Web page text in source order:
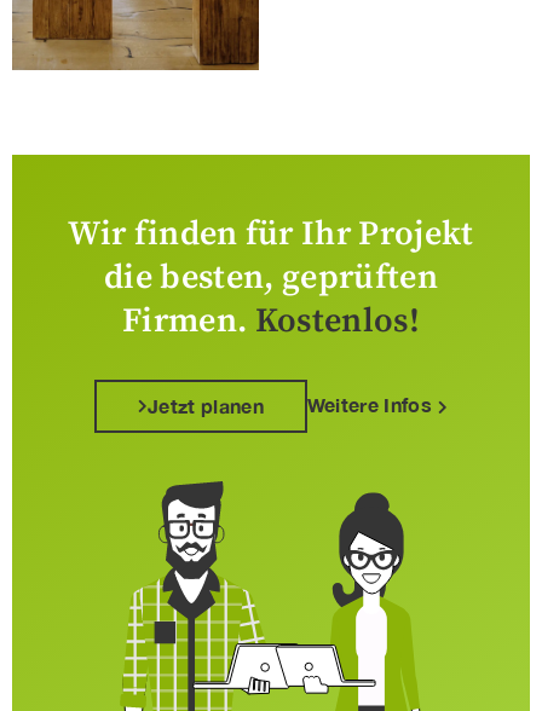
Wir finden für Ihr Projekt
die besten, geprüften
Firmen. Kostenlos!
Jetzt planen Weitere Infos